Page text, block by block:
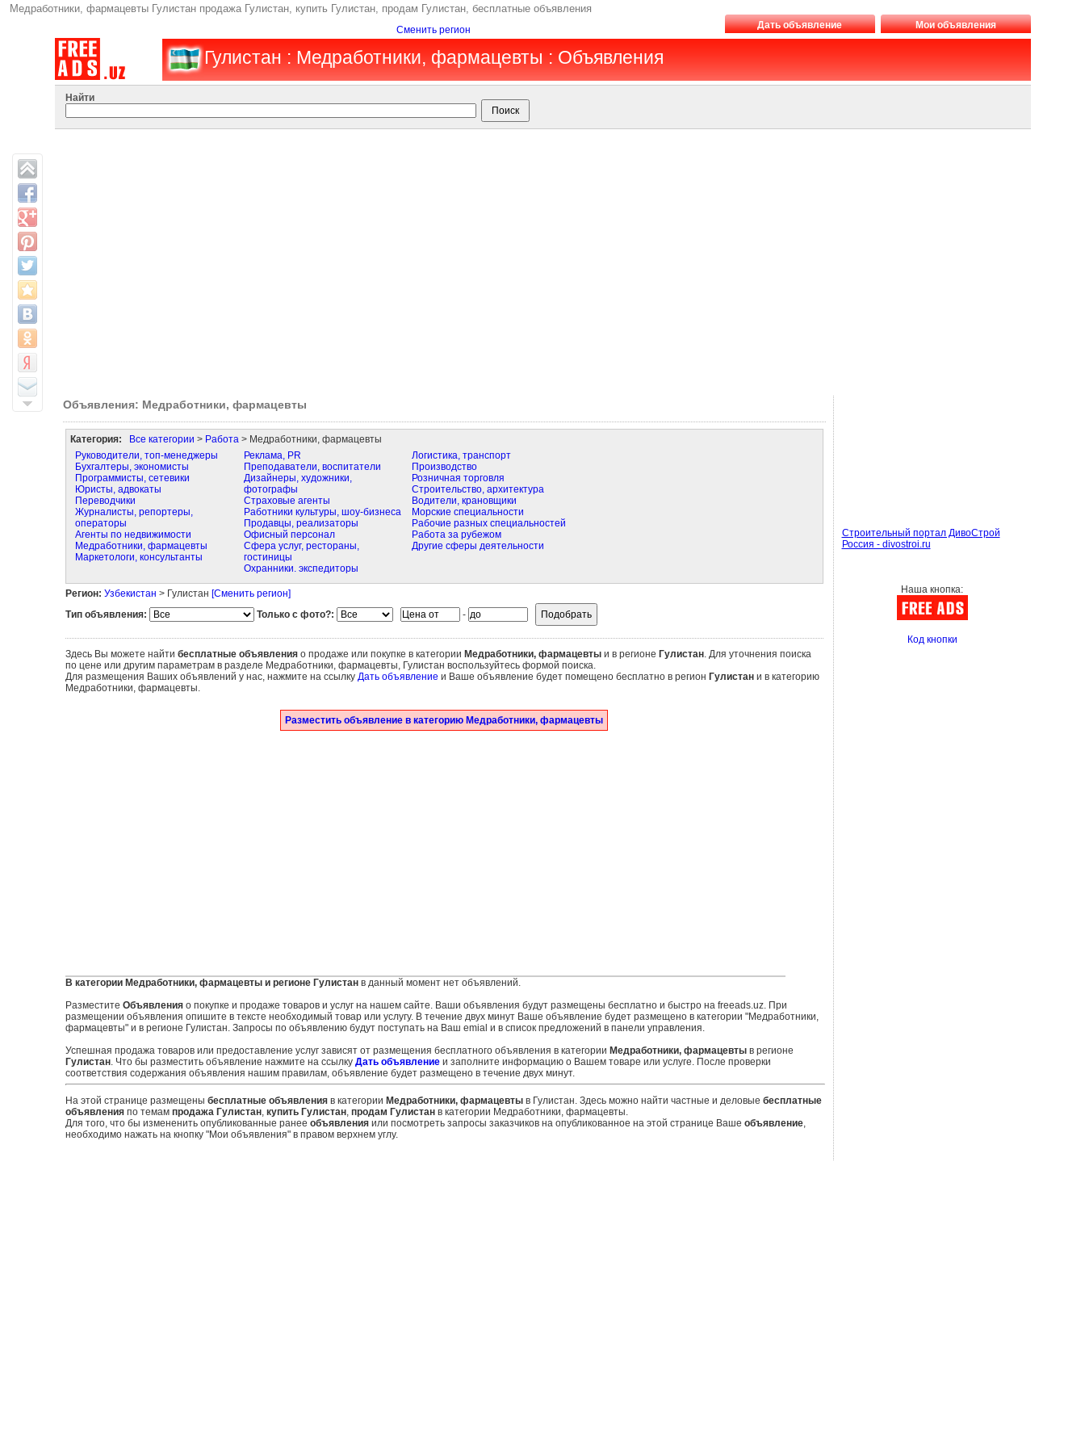
Медработники, фармацевты Гулистан продажа Гулистан, купить Гулистан, продам Гулистан, бесплатные объявления
Сменить регион Дать объявление Мои объявления
Гулистан : Медработники, фармацевты : Объявления
Найти
Объявления: Медработники, фармацевты
Категория: Все категории > Работа> Медработники, фармацевты
Руководители, топ-менеджеры
Бухгалтеры, экономисты
Программисты, сетевики
Юристы, адвокаты
Переводчики
Журналисты, репортеры,
операторы
Агенты по недвижимости
Медработники, фармацевты
Маркетологи, консультанты
Реклама, PR
Преподаватели, воспитатели
Дизайнеры, художники,
фотографы
Страховые агенты
Работники культуры, шоу-бизнеса
Продавцы, реализаторы
Офисный персонал
Сфера услуг, рестораны,
гостиницы
Охранники. экспедиторы
Логистика, транспорт
Производство
Розничная торговля
Строительство, архитектура
Водители, крановщики
Морские специальности
Рабочие разных специальностей
Работа за рубежом
Другие сферы деятельности
Регион: Узбекистан > Гулистан [Сменить регион]
Тип объявления:
Только с фото?: -
Здесь Вы можете найти бесплатные объявленияо продаже или покупке в категории Медработники, фармацевтыи в регионе Гулистан. Для уточнения поиска
по цене или другим параметрам в разделе Медработники, фармацевты, Гулистан воспользуйтесь формой поиска.
Для размещения Ваших объявлений у нас, нажмите на ссылку Дать объявление и Ваше объявление будет помещено бесплатно в регион Гулистани в категорию
Медработники, фармацевты.
Разместить объявление в категорию Медработники, фармацевты
В категории Медработники, фармацевты и регионе Гулистанв данный момент нет объявлений.
Разместите Объявленияо покупке и продаже товаров и услуг на нашем сайте. Ваши объявления будут размещены бесплатно и быстро на freeads.uz. При
размещении объявления опишите в тексте необходимый товар или услугу. В течение двух минут Ваше объявление будет размещено в категории "Медработники,
фармацевты" и в регионе Гулистан. Запросы по объявлению будут поступать на Ваш emial и в список предложений в панели управления.
Успешная продажа товаров или предоставление услуг зависят от размещения бесплатного объявления в категории Медработники, фармацевтыв регионе
Гулистан. Что бы разместить объявление нажмите на ссылку Дать объявлениеи заполните информацию о Вашем товаре или услуге. После проверки
соответствия содержания объявления нашим правилам, объявление будет размещено в течение двух минут.
На этой странице размещены бесплатные объявленияв категории Медработники, фармацевтыв Гулистан. Здесь можно найти частные и деловые бесплатные
объявленияпо темам продажа Гулистан, купить Гулистан, продам Гулистанв категории Медработники, фармацевты.
Для того, что бы измененить опубликованные ранее объявленияили посмотреть запросы заказчиков на опубликованное на этой странице Ваше объявление,
необходимо нажать на кнопку "Мои объявления" в правом верхнем углу.
Строительный портал ДивоСтрой
Россия - divostroi.ru
Наша кнопка:
Код кнопки